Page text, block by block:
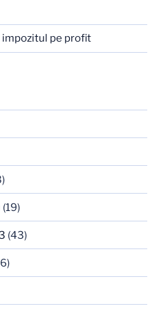
impozitul pe profit
(19)
(43)